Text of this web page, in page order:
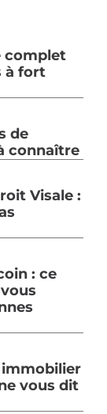
complet
à fort
de
connaître
Visale :
: ce
vous dit